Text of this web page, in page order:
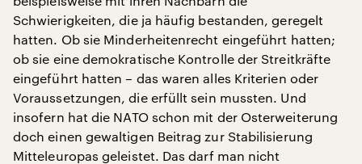
Schwierigkeiten, die ja häufig bestanden, geregelt
hatten. Ob sie Minderheitenrecht eingeführt hatten;
ob sie eine demokratische Kontrolle der Streitkräfte
eingeführt hatten – das waren alles Kriterien oder
Voraussetzungen, die erfüllt sein mussten. Und
insofern hat die NATO schon mit der Osterweiterung
doch einen gewaltigen Beitrag zur Stabilisierung
Mitteleuropas geleistet. Das darf man nicht